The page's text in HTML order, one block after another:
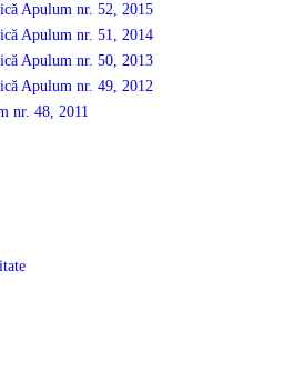
Apulum nr. 52, 2015
Apulum nr. 51, 2014
Apulum nr. 50, 2013
Apulum nr. 49, 2012
nr. 48, 2011